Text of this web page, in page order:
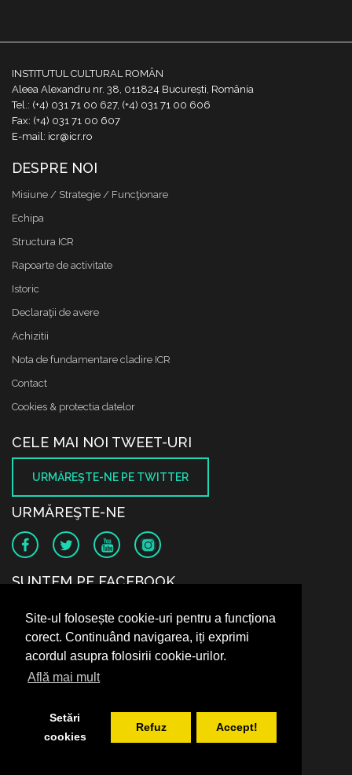
Site-ul folosește cookie-uri pentru a funcționa
corect. Continuând navigarea, iți exprimi
acordul asupra folosirii cookie-urilor.
Află mai mult
Setări
cookies
Refuz Accept!
INSTITUTUL CULTURAL ROMÂN
Aleea Alexandru nr. 38, 011824 București, România
Tel.: (+4) 031 71 00 627, (+4) 031 71 00 606
Fax: (+4) 031 71 00 607
E-mail: icr@icr.ro
DESPRE NOI
Misiune / Strategie / Funcţionare
Echipa
Structura ICR
Rapoarte de activitate
Istoric
Declaraţii de avere
Achizitii
Nota de fundamentare cladire ICR
Contact
Cookies & protectia datelor
CELE MAI NOI TWEET-URI
URMĂREŞTE-NE PE TWITTER
URMĂREŞTE-NE
SUNTEM PE FACEBOOK